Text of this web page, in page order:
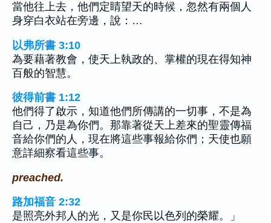
當他往上去，他們定睛望天的時候，忽然有兩個人
身穿白衣站在旁邊，說：…
以弗所書 3:10
為要藉著教會，使天上執政的、掌權的現在得知神
百般的智慧。
彼得前書 1:12
他們得了啟示，知道他們所傳講的一切事，不是為
自己，乃是為你們。那靠著從天上差來的聖靈傳福
音給你們的人，現在將這些事報給你們；天使也願
意詳細察看這些事。
preached.
路加福音 2:32
是照亮外邦人的光，又是你民以色列的榮耀。」